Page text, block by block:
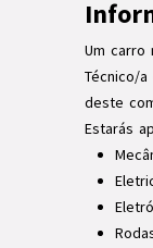
Um carro
Técnico/
deste
Estarás